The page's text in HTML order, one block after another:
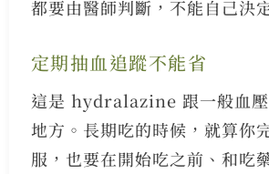
都要由醫師判斷，不能自己決
定期抽血追蹤不能省
這是 hydralazine 跟一般血壓
地方。長期吃的時候，就算你
服，也要在開始吃之前、和吃